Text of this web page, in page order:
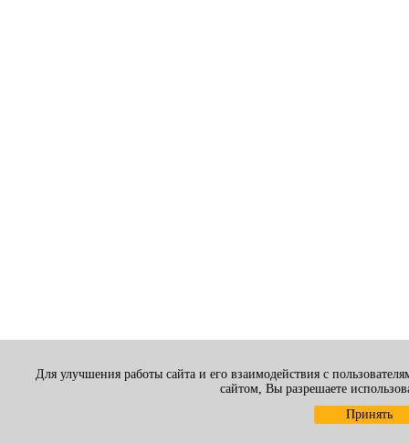
Для улучшения работы сайта и его взаимодействия с
сайтом, Вы разрешаете
Принять